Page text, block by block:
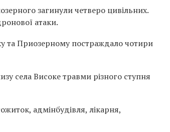
загинули четверо цивільних.
атаки.
та Приозерному постраждало чотири
села Високе травми різного ступня
адмінбудівля, лікарня,